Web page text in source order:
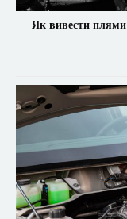
Як вивести плями